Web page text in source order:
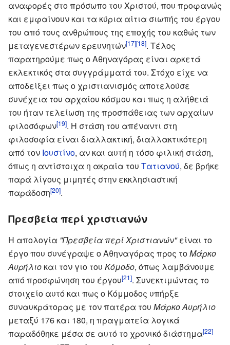
αναφορές στο πρόσωπο του Χριστού, που προφανώς
και εμφαίνουν και τα κύρια αίτια σιωπής του έργου
του από τους ανθρώπους της εποχής του καθώς των
μεταγενεστέρων ερευνητών[17][18]. Τέλος
παρατηρούμε πως ο Αθηναγόρας είναι αρκετά
εκλεκτικός στα συγγράμματά του. Στόχο είχε να
αποδείξει πως ο χριστιανισμός αποτελούσε
συνέχεια του αρχαίου κόσμου και πως η αλήθειά
του ήταν τελείωση της προσπάθειας των αρχαίων
φιλοσόφων[19]. Η στάση του απέναντι στη
φιλοσοφία είναι διαλλακτική, διαλλακτικότερη
από τον Ιουστίνο, αν και αυτή η τόσο φιλική στάση,
όπως η αντίστοιχα η ακραία του Τατιανού, δε βρήκε
παρά λίγους μιμητές στην εκκλησιαστική
παράδοση[20].
Πρεσβεία περί χριστιανών
Η απολογία "Πρεσβεία περί Χριστιανών"είναι το
έργο που συνέγραψε ο Αθηναγόρας προς τοΜάρκο
Αυρήλιο και τον γιο του Κόμοδο, όπως λαμβάνουμε
από προσφώνηση του έργου[21]. Συνεκτιμώντας το
στοιχείο αυτό και πως ο Κόμμοδος υπήρξε
συναυκράτορας με τον πατέρα του Μάρκο Αυρήλιο
μεταξύ 176 και 180, η πραγματεία λογικά
παραδόθηκε μέσα σε αυτό το χρονικό διάστημα[22]